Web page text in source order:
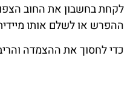
לקחת בחשבון את החוב
ההפרש או לשלם אותו
כדי לחסוך את ההצמדה